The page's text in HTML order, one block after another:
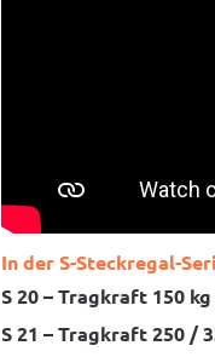
In der S-Steckregal-
S 20 – Tragkraft 150 kg
S 21 – Tragkraft 250 /